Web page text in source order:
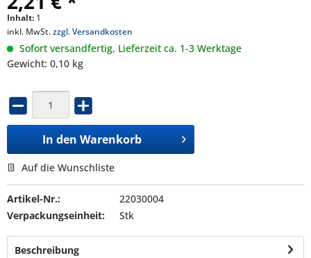
Inhalt: 1
inkl. MwSt.zzgl. Versandkosten
Sofort versandfertig, Lieferzeit ca. 1-3 Werktage
Gewicht: 0,10 kg
In den Warenkorb
Auf die Wunschliste
Artikel-Nr.:
22030004
Verpackungseinheit:
Stk
Beschreibung